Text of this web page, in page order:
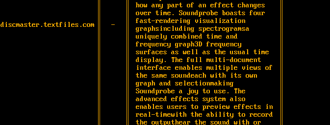
discmaster.textfiles.com -
how any part of an effect changes
over time. Soundprobe boasts four
fast-rendering visualization
graphsincluding spectrogramsa
uniquely combined time and
frequency graph3D frequency
surfaces as well as the usual time
display. The full multi-document
interface enables multiple views of
the same soundeach with its own
graph and selectionmaking
Soundprobe a joy to use. The
advanced effects system also
enables users to preview effects in
real-timewith the ability to record
the outputhear the sound with or